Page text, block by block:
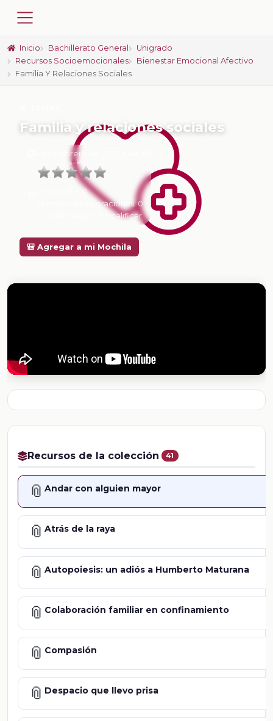
Inicio Bachillerato General
Unigrado
Recursos Socioemocionales
Bienestar Emocional Afectivo
Familia Y Relaciones Sociales
Familia y relaciones sociales
6 de Febrero de 2025 a las 16:31
0
Número de valoraciones:0
Sin calificar
🎒 Agregar a mi Mochila
Recursos de la colección 41
📎 Andar con alguien mayor
📎 Atrás de la raya
📎 Autopoiesis: un adiós a Humberto Maturana
📎 Colaboración familiar en confinamiento
📎 Compasión
📎 Despacio que llevo prisa